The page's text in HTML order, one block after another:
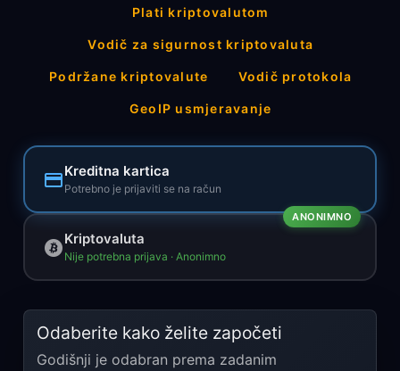
Plati kriptovalutom
Vodič za sigurnost kriptovaluta
Podržane kriptovalute Vodič protokola
GeoIP usmjeravanje
Kreditna kartica
Potrebno je prijaviti se na račun
ANONIMNO
Kriptovaluta
Nije potrebna prijava · Anonimno
Odaberite kako želite započeti
Godišnji je odabran prema zadanim